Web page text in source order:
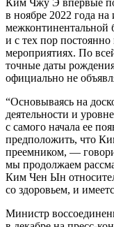
в ноябре 2022 года
межконтинентальной
и с тех пор
мероприятиях. По
точные даты
официально не
“Основываясь на
деятельности и
с самого начала ее
предположить, что
преемником, —
мы продолжаем
Ким Чен Ын
со здоровьем, и
Министр